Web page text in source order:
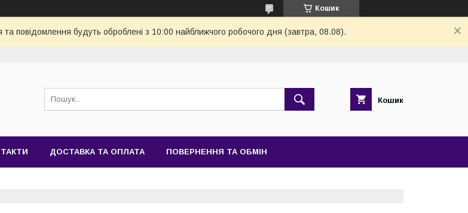
Кошик
та повідомлення будуть оброблені з 10:00 найближчого робочого дня (завтра, 08.08).
Кошик
ДОСТАВКА ТА ОПЛАТА ПОВЕРНЕННЯ ТА ОБМІН